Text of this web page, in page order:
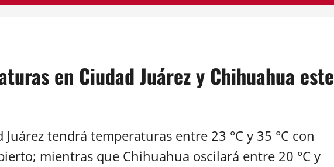
en Ciudad Juárez y Chihuahua este
Juárez tendrá temperaturas entre 23 °C y 35 °C con
mientras que Chihuahua oscilará entre 20 °C y